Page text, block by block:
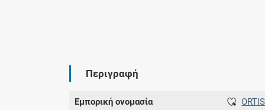
Περιγραφή
Εμπορική ονομασία